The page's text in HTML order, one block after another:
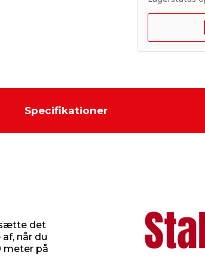
Specifikationer
det
når du
meter på